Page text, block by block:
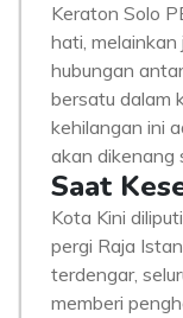
Keraton Solo
hati,
hubungan
bersatu dalam
kehilangan ini
akan dikenang
Saat
Kota Kini
pergi Raja
terdengar,
memberi